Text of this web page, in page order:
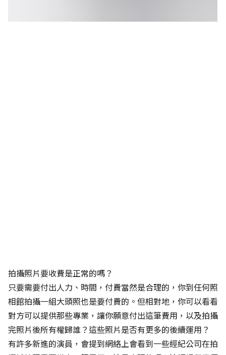
拍攝照片要收費是正常的嗎？
只要需要付出人力、時間，付費當然是合理的，你到任何照
相館拍攝一組大頭照也是要付費的。但相對地，你可以看看
對方可以提供那些專業，讓你願意付出這筆費用，以及拍攝
完照片後所有權歸誰？這些照片是否有更多的後續運用？
有許多新進的演員，會提到網絡上會看到一些經紀公司在拍